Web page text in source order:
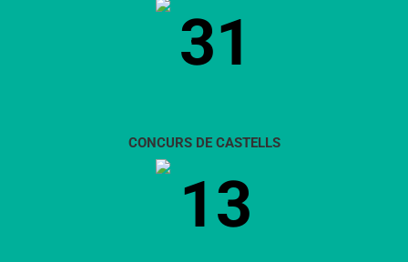
31
CONCURS DE CASTELLS
13